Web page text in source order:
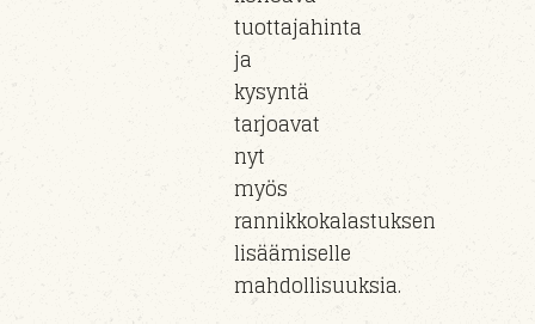
tuottajahinta
ja
kysyntä
tarjoavat
nyt
myös
rannikkokalastuksen
lisäämiselle
mahdollisuuksia.